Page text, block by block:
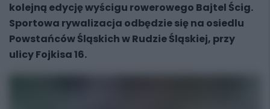
kolejną edycję wyścigu rowerowego Bajtel Ścig.
Sportowa rywalizacja odbędzie się na osiedlu
Powstańców Śląskich w Rudzie Śląskiej, przy
ulicy Fojkisa 16.